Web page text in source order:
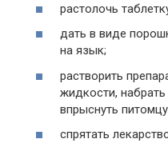
растолочь
дать в виде
на язык;
растворить
жидкости,
впрыснуть
спрятать